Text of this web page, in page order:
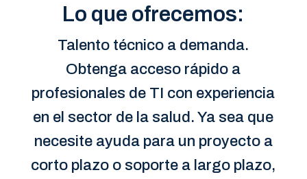
Lo que ofrecemos:
Talento técnico a demanda.
Obtenga acceso rápido a
profesionales de TI con experiencia
en el sector de la salud. Ya sea que
necesite ayuda para un proyecto a
corto plazo o soporte a largo plazo,